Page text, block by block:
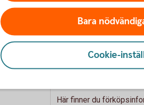
när försäkringen
Här finner du
Bara
Cookie-